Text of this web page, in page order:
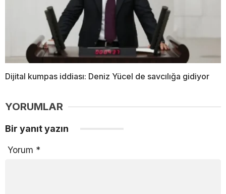
Dijital kumpas iddiası: Deniz Yücel de savcılığa gidiyor
YORUMLAR
Bir yanıt yazın
Yorum *